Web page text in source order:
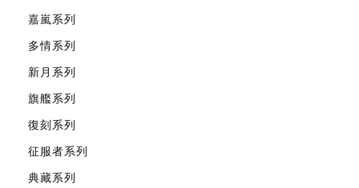
嘉嵐系列
多情系列
新月系列
旗艦系列
復刻系列
征服者系列
典藏系列